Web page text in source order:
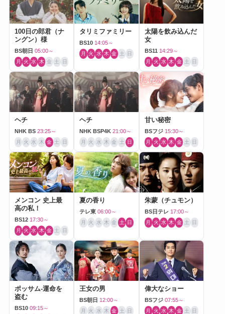
100日の郎君（ナ
ングン）様
BS朝日 05:00～
月 火 水 木 金 土 日
タリミファミリー
BS10 14:05～
月 火 水 木 金 土 日
太陽を飲み込んだ
女
BS11 14:29～
月 火 水 木 金 土 日
ヘチ
NHK BS 23:25～
月 火 水 木 金 土 日
ヘチ
NHK BSP4K 21:00～
月 火 水 木 金 土 日
甘い秘密
BSフジ 15:30～
月 火 水 木 金 土 日
メンコン 史上最
高の私！
BS12 17:30～
月 火 水 木 金 土 日
夏の香り
テレ東 06:00～
月 火 水 木 金 土 日
朱蒙（チュモン）
BS日テレ 17:00～
月 火 水 木 金 土 日
ポッサム-運命を
盗む
BS10 09:15～
王女の男
BS朝日 12:00～
月 火 水 木 金 土 日
偉大なショー
BSフジ 07:55～
月 火 水 木 金 土 日